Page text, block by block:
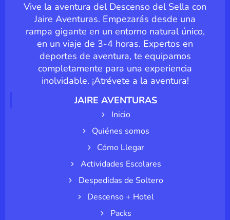
Vive la aventura del Descenso del Sella con
Jaire Aventuras. Empezarás desde una
rampa gigante en un entorno natural único,
en un viaje de 3-4 horas. Expertos en
deportes de aventura, te equipamos
completamente para una experiencia
inolvidable. ¡Atrévete a la aventura!
JAIRE AVENTURAS
Inicio
Quiénes somos
Cómo Llegar
Actividades Escolares
Despedidas de Soltero
Descenso + Hotel
Packs